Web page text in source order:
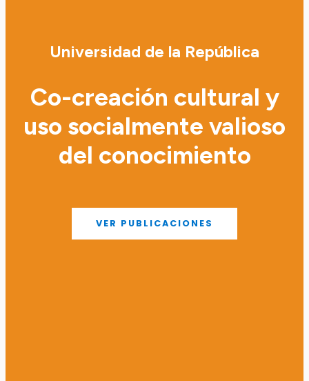
Universidad de la República
Co-creación cultural y
uso socialmente valioso
del conocimiento
VER PUBLICACIONES